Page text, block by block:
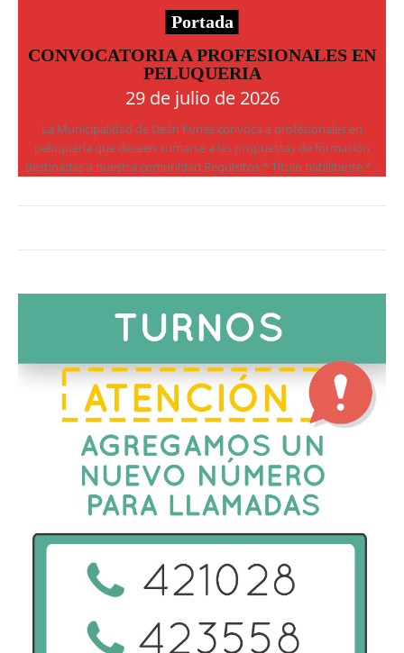
Portada
CONVOCATORIA A PROFESIONALES EN
PELUQUERIA
29 de julio de 2026
La Municipalidad de Deán Funes convoca a profesionales en
peluquería que deseen sumarse a las propuestas de formación
destinadas a nuestra comunidad.Requisitos:* Título habilitante.*...